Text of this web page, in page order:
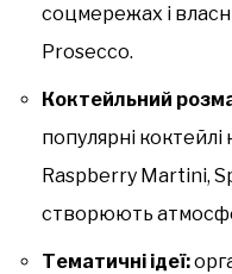
соцмережах і
Prosecco.
Коктейльний
популярні
Raspberry Martini,
створюють
Тематичні ідеї: